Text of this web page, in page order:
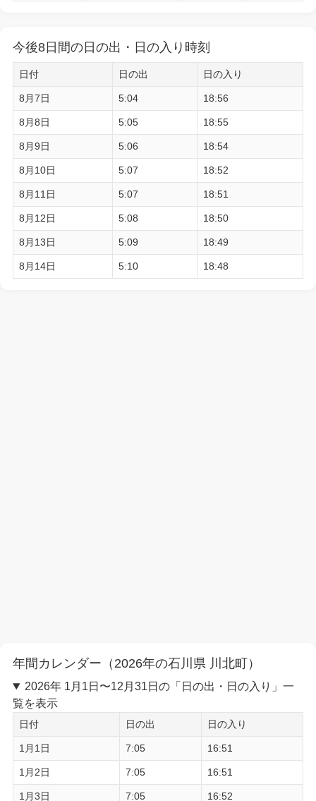
今後8日間の日の出・日の入り時刻
日付 日の出 日の入り
8月7日 5:04 18:56
8月8日 5:05 18:55
8月9日 5:06 18:54
8月10日 5:07 18:52
8月11日 5:07 18:51
8月12日 5:08 18:50
8月13日 5:09 18:49
8月14日 5:10 18:48
年間カレンダー（2026年の石川県 川北町）
2026年 1月1日〜12月31日の「日の出・日の入り」一
覧を表示
日付 日の出 日の入り
1月1日 7:05 16:51
1月2日 7:05 16:51
1月3日 7:05 16:52